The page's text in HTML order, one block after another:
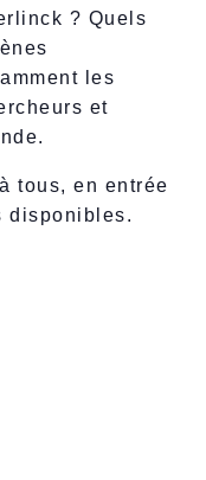
? Quels
les
et
tous, en entrée
disponibles.